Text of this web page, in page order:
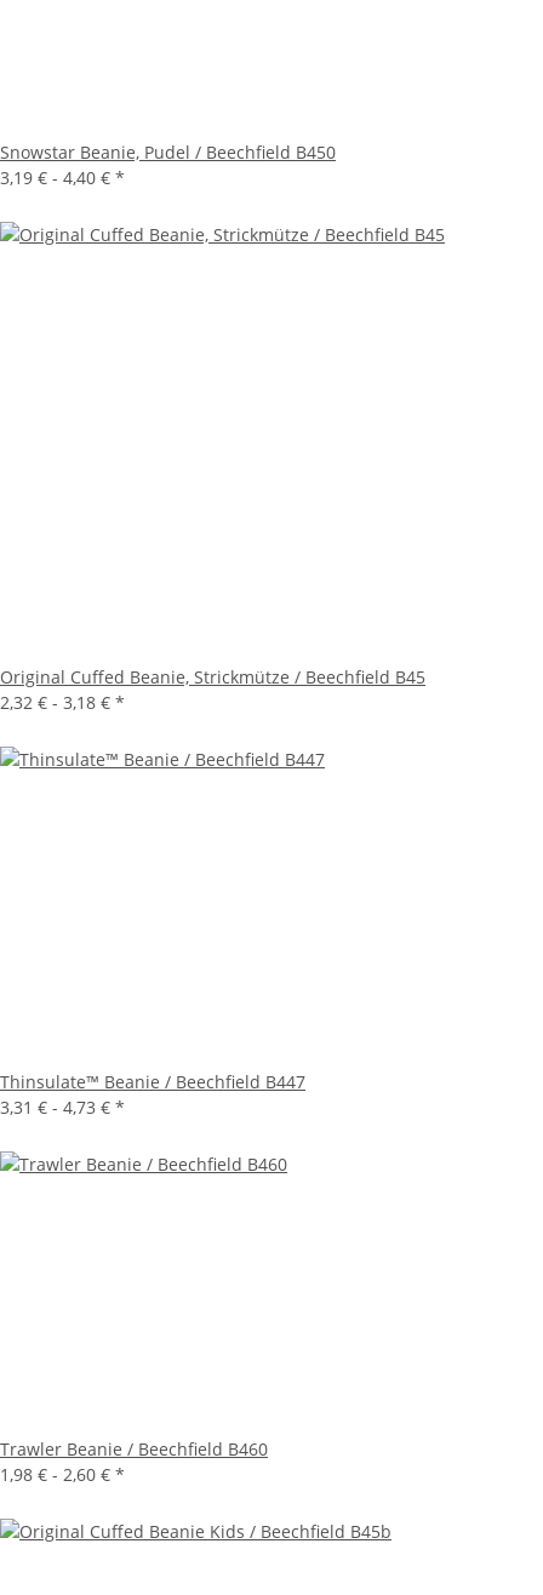
Snowstar Beanie, Pudel / Beechfield B450
3,19 € - 4,40 € *
Original Cuffed Beanie, Strickmütze / Beechfield B45
2,32 € - 3,18 € *
Thinsulate™ Beanie / Beechfield B447
3,31 € - 4,73 € *
Trawler Beanie / Beechfield B460
1,98 € - 2,60 € *